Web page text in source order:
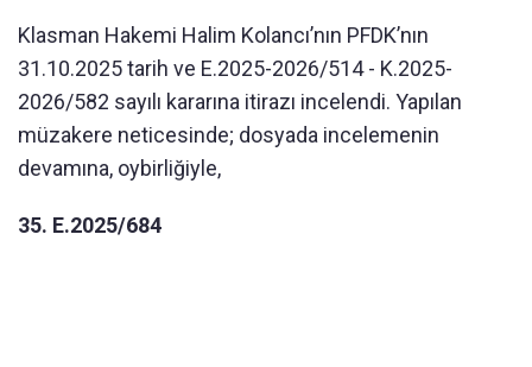
Klasman Hakemi Halim Kolancı’nın PFDK’nın
31.10.2025 tarih ve E.2025-2026/514 - K.2025-
2026/582 sayılı kararına itirazı incelendi. Yapılan
müzakere neticesinde; dosyada incelemenin
devamına, oybirliğiyle,
35. E.2025/684